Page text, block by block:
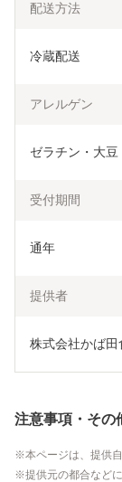
配送方法
冷蔵配送
アレルゲン
ゼラチン・大豆
受付期間
通年
提供者
株式会社かば田
注意事項・その
本ページは、提供
提供元の都合など